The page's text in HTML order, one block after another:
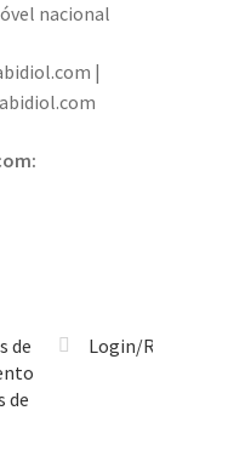
nacional
|
de
de
Login/Registo